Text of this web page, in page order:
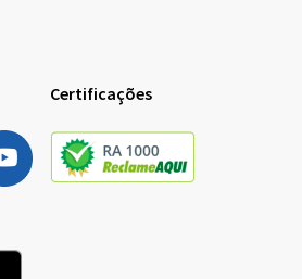
Certificações